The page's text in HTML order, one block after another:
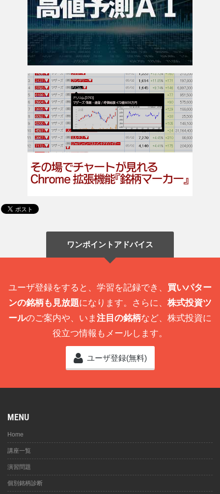
ワンポイントアドバイス
ユーザ登録をすると、学習を記録でき、 買いパター
ンの銘柄も見放題になります。さらに、 株式投資ツ
ールのご案内や、いま 注目の銘柄など、株式投資に
役立つ情報もメールします。
ユーザ登録(無料)
MENU
Home
講座一覧
演習問題
個別銘柄診断